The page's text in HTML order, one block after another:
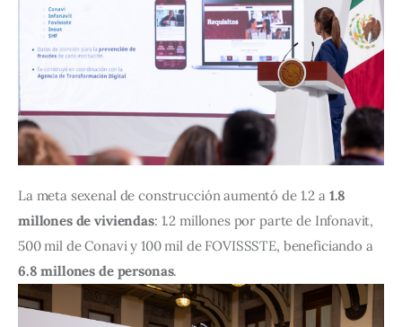
La meta sexenal de construcción aumentó de 1.2 a 1.8
millones de viviendas: 1.2 millones por parte de Infonavit,
500 mil de Conavi y 100 mil de FOVISSSTE, beneficiando a
6.8 millones de personas.